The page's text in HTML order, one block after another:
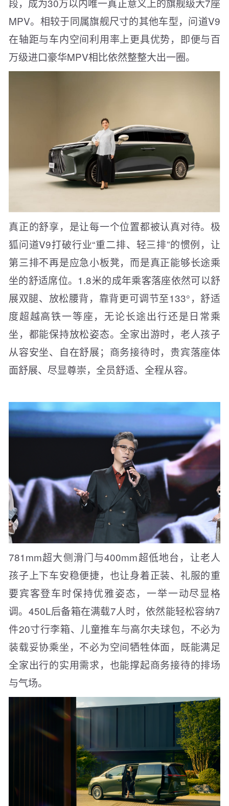
MPV。相较于同属旗舰尺寸的其他车型，问道V9
在轴距与车内空间利用率上更具优势，即便与百
万级进口豪华MPV相比依然整整大出一圈。
真正的舒享，是让每一个位置都被认真对待。极
狐问道V9打破行业“重二排、轻三排”的惯例，让
第三排不再是应急小板凳，而是真正能够长途乘
坐的舒适席位。1.8米的成年乘客落座依然可以舒
展双腿、放松腰背，靠背更可调节至133°，舒适
度超越高铁一等座，无论长途出行还是日常乘
坐，都能保持放松姿态。全家出游时，老人孩子
从容安坐、自在舒展；商务接待时，贵宾落座体
面舒展、尽显尊崇，全员舒适、全程从容。
781mm超大侧滑门与400mm超低地台，让老人
孩子上下车安稳便捷，也让身着正装、礼服的重
要宾客登车时保持优雅姿态，一举一动尽显格
调。450L后备箱在满载7人时，依然能轻松容纳7
件20寸行李箱、儿童推车与高尔夫球包，不必为
装载妥协乘坐，不必为空间牺牲体面，既能满足
全家出行的实用需求，也能撑起商务接待的排场
与气场。